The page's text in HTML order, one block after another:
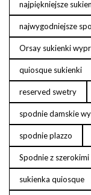
najpiękniejsze
najwygodniejsze
Orsay sukienki
quiosque sukienki
reserved swetry
spodnie damskie
spodnie plazzo
Spodnie z
sukienka quiosque